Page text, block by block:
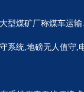
过煤车电子秤